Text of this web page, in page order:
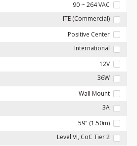
90 ~ 264 VAC
ITE (Commercial)
Positive Center
International
12V
36W
Wall Mount
3A
59" (1.50m)
Level VI, CoC Tier 2